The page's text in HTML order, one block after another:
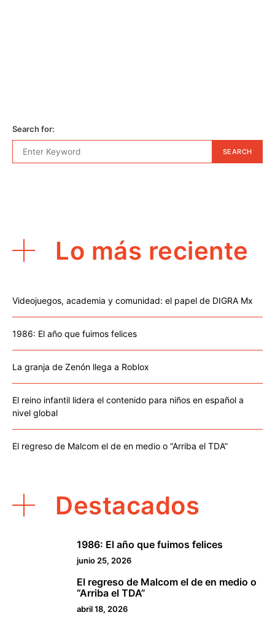
Search for:
SEARCH
Lo más reciente
Videojuegos, academia y comunidad: el papel de DIGRA Mx
1986: El año que fuimos felices
La granja de Zenón llega a Roblox
El reino infantil lidera el contenido para niños en español a
nivel global
El regreso de Malcom el de en medio o “Arriba el TDA”
Destacados
1986: El año que fuimos felices
junio 25, 2026
El regreso de Malcom el de en medio o
“Arriba el TDA”
abril 18, 2026